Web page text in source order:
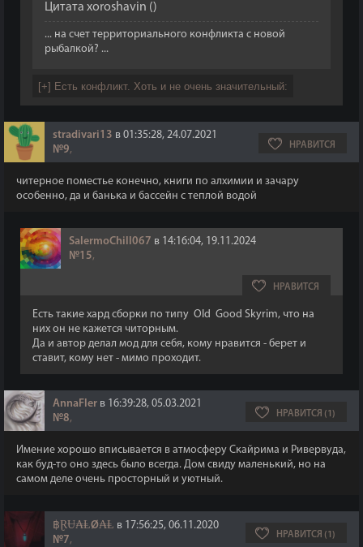
Цитата xoroshavin ()
... на счет территориального конфликта с новой
рыбалкой? ...
stradivari13 в 01:35:28, 24.07.2021
№9, НРАВИТСЯ
читерное поместье конечно, книги по алхимии и зачару
особенно, да и банька и бассейн с теплой водой
SalermoChill067 в 14:16:04, 19.11.2024
№15,
НРАВИТСЯ
Есть такие хард сборки по типу Old Good Skyrim, что на
них он не кажется читорным.
Да и автор делал мод для себя, кому нравится - берет и
ставит, кому нет - мимо проходит.
AnnaFler в 16:39:28, 05.03.2021
№8, НРАВИТСЯ (1)
Имение хорошо вписывается в атмосферу Скайрима и Ривервуда,
как буд-то оно здесь было всегда. Дом свиду маленький, но на
самом деле очень просторный и уютный.
฿ⱤɄ₳ⱠØ₳Ⱡ в 17:56:25, 06.11.2020
№7, НРАВИТСЯ (1)